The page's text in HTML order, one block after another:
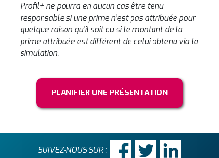
Profil+ ne pourra en aucun cas être tenu
responsable si une prime n’est pas attribuée pour
quelque raison qu’il soit ou si le montant de la
prime attribuée est différent de celui obtenu via la
simulation.
PLANIFIER UNE PRÉSENTATION
SUIVEZ-NOUS SUR :